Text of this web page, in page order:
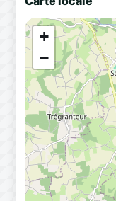
+
−